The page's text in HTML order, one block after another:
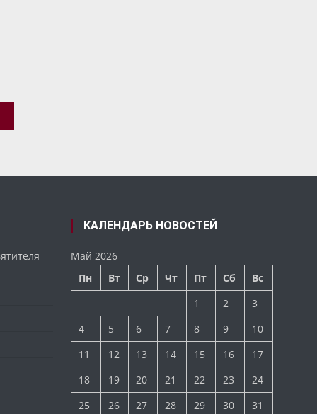
КАЛЕНДАРЬ НОВОСТЕЙ
Май 2026
Пн
Вт Ср Чт Пт Сб
Вс
1
2
3
4
5 6 7 8 9
10
11
12 13 14 15 16
17
18
19 20 21 22 23
24
25
26 27 28 29 30 31